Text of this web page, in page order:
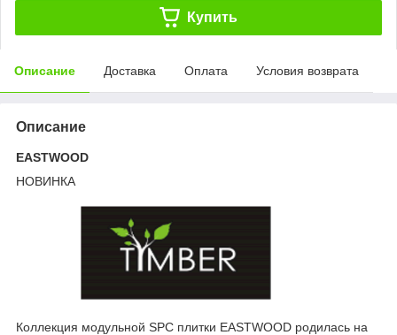
Купить
Описание Доставка Оплата Условия возврата
Описание
EASTWOOD
НОВИНКА
Коллекция модульной SPC плитки EASTWOOD родилась на